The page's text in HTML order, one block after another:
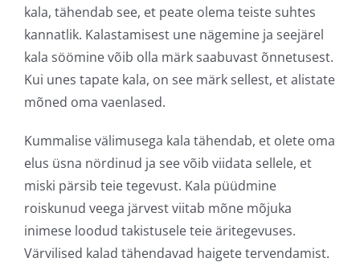
kala, tähendab see, et peate olema teiste suhtes
kannatlik. Kalastamisest une nägemine ja seejärel
kala söömine võib olla märk saabuvast õnnetusest.
Kui unes tapate kala, on see märk sellest, et alistate
mõned oma vaenlased.
Kummalise välimusega kala tähendab, et olete oma
elus üsna nördinud ja see võib viidata sellele, et
miski pärsib teie tegevust. Kala püüdmine
roiskunud veega järvest viitab mõne mõjuka
inimese loodud takistusele teie äritegevuses.
Värvilised kalad tähendavad haigete tervendamist.